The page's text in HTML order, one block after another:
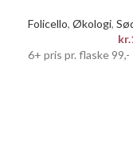
Folicello, Økologi,
kr.
6+ pris pr. flaske 99,-